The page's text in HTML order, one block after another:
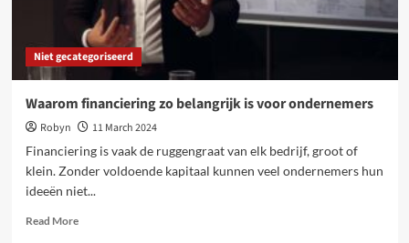
Niet gecategoriseerd
Waarom financiering zo belangrijk is voor ondernemers
Robyn
11 March 2024
Financiering is vaak de ruggengraat van elk bedrijf, groot of
klein. Zonder voldoende kapitaal kunnen veel ondernemers hun
ideeën niet...
Read MoreRead